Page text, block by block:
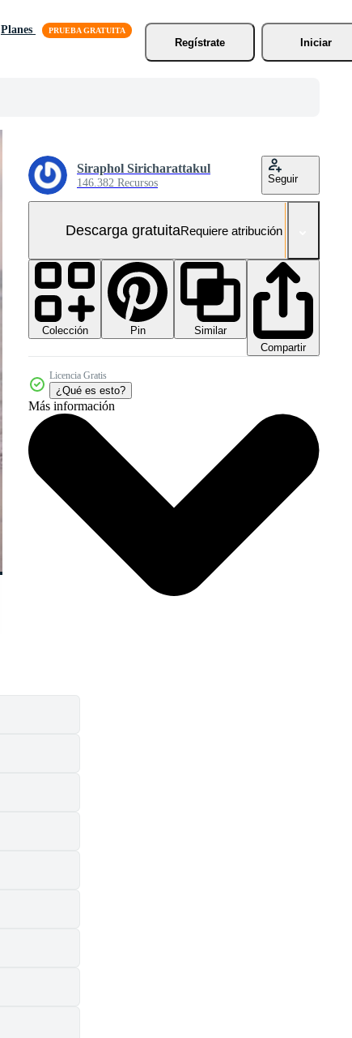
Planes
Regístrate
Iniciar
Siraphol Siricharattakul
146.382 Recursos Seguir
Descarga gratuitaRequiere atribución
Colección Pin
Similar
Compartir
Licencia Gratis
¿Qué es esto?
Más información